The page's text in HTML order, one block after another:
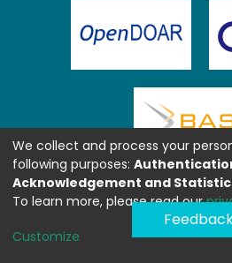
We collect and process your
following purposes:
Acknowledgement and
To learn more, please read our
Customize